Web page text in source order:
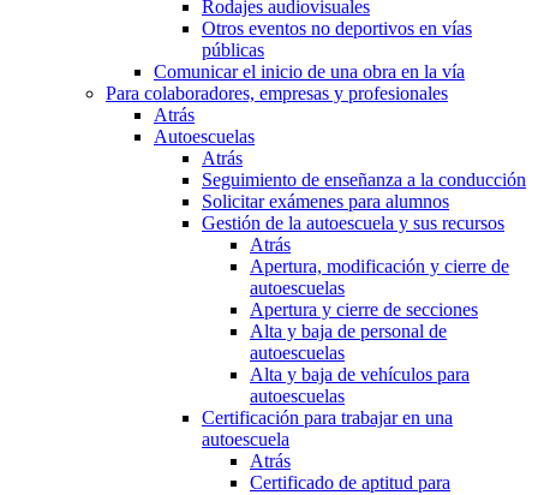
Rodajes audiovisuales
Otros eventos no deportivos en vías
públicas
Comunicar el inicio de una obra en la vía
Para colaboradores, empresas y profesionales
Atrás
Autoescuelas
Atrás
Seguimiento de enseñanza a la conducción
Solicitar exámenes para alumnos
Gestión de la autoescuela y sus recursos
Atrás
Apertura, modificación y cierre de
autoescuelas
Apertura y cierre de secciones
Alta y baja de personal de
autoescuelas
Alta y baja de vehículos para
autoescuelas
Certificación para trabajar en una
autoescuela
Atrás
Certificado de aptitud para